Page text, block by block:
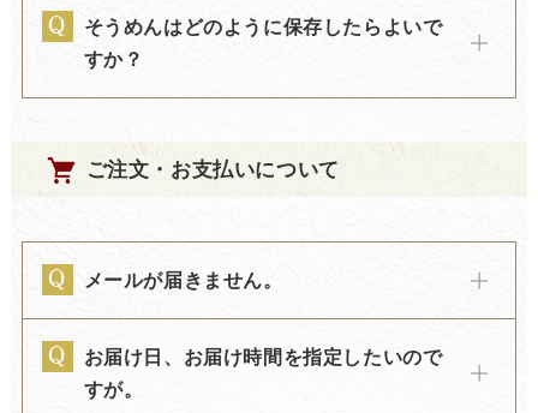
そうめんはどのように保存したらよいで
すか？
ご注文・お支払いについて
メールが届きません。
お届け日、お届け時間を指定したいので
すが。